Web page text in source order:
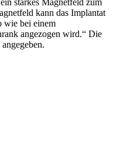
starkes Magnetfeld zum
kann das Implantat
wie bei einem
angezogen wird.“ Die